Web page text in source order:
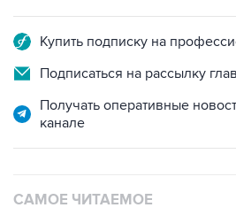
Купить подписку на
Подписаться на рассылку
Получать оперативные
канале
САМОЕ ЧИТАЕМОЕ